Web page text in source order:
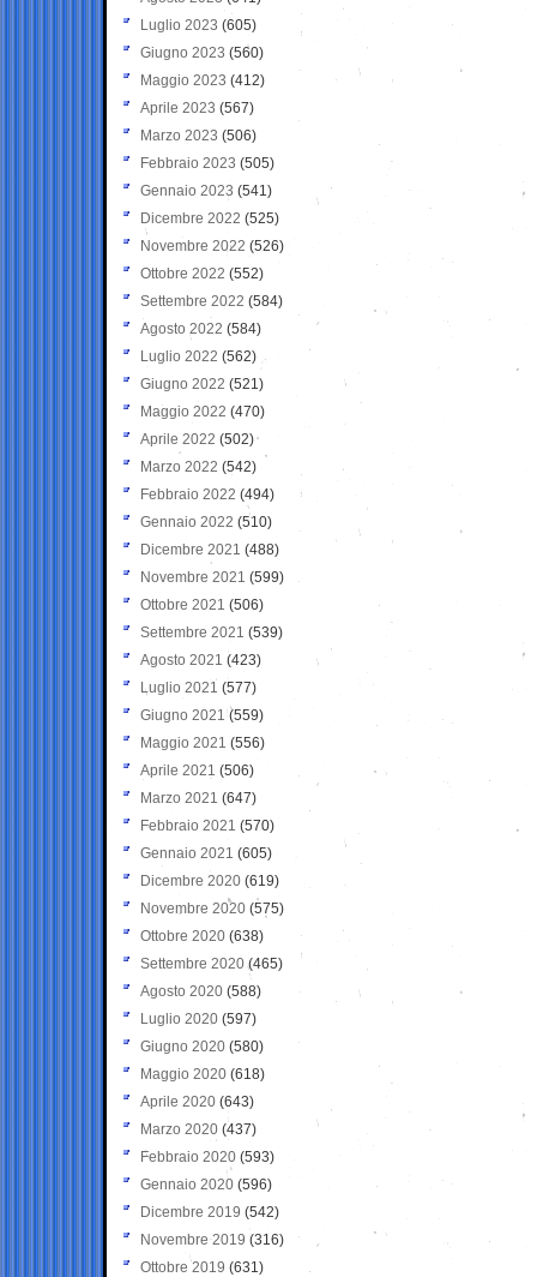
Luglio 2023 (605)
Giugno 2023 (560)
Maggio 2023 (412)
Aprile 2023 (567)
Marzo 2023 (506)
Febbraio 2023 (505)
Gennaio 2023 (541)
Dicembre 2022 (525)
Novembre 2022 (526)
Ottobre 2022 (552)
Settembre 2022 (584)
Agosto 2022 (584)
Luglio 2022 (562)
Giugno 2022 (521)
Maggio 2022 (470)
Aprile 2022 (502)
Marzo 2022 (542)
Febbraio 2022 (494)
Gennaio 2022 (510)
Dicembre 2021 (488)
Novembre 2021 (599)
Ottobre 2021 (506)
Settembre 2021 (539)
Agosto 2021 (423)
Luglio 2021 (577)
Giugno 2021(559)
Maggio 2021 (556)
Aprile 2021 (506)
Marzo 2021 (647)
Febbraio 2021 (570)
Gennaio 2021 (605)
Dicembre 2020 (619)
Novembre 2020 (575)
Ottobre 2020 (638)
Settembre 2020(465)
Agosto 2020 (588)
Luglio 2020 (597)
Giugno 2020 (580)
Maggio 2020 (618)
Aprile 2020 (643)
Marzo 2020 (437)
Febbraio 2020 (593)
Gennaio 2020 (596)
Dicembre 2019 (542)
Novembre 2019 (316)
Ottobre 2019 (631)